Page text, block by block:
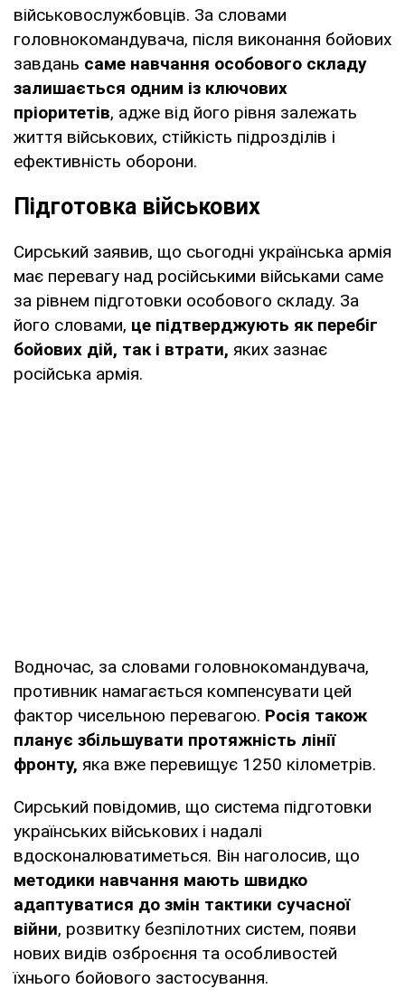
військовослужбовців. За словами
головнокомандувача, після виконання бойових
завдань саме навчання особового складу
залишається одним із ключових
пріоритетів, адже від його рівня залежать
життя військових, стійкість підрозділів і
ефективність оборони.
Підготовка військових
Сирський заявив, що сьогодні українська армія
має перевагу над російськими військами саме
за рівнем підготовки особового складу. За
його словами, це підтверджують як перебіг
бойових дій, так і втрати, яких зазнає
російська армія.
Водночас, за словами головнокомандувача,
противник намагається компенсувати цей
фактор чисельною перевагою. Росія також
планує збільшувати протяжність лінії
фронту, яка вже перевищує 1250 кілометрів.
Сирський повідомив, що система підготовки
українських військових і надалі
вдосконалюватиметься. Він наголосив, що
методики навчання мають швидко
адаптуватися до змін тактики сучасної
війни, розвитку безпілотних систем, появи
нових видів озброєння та особливостей
їхнього бойового застосування.